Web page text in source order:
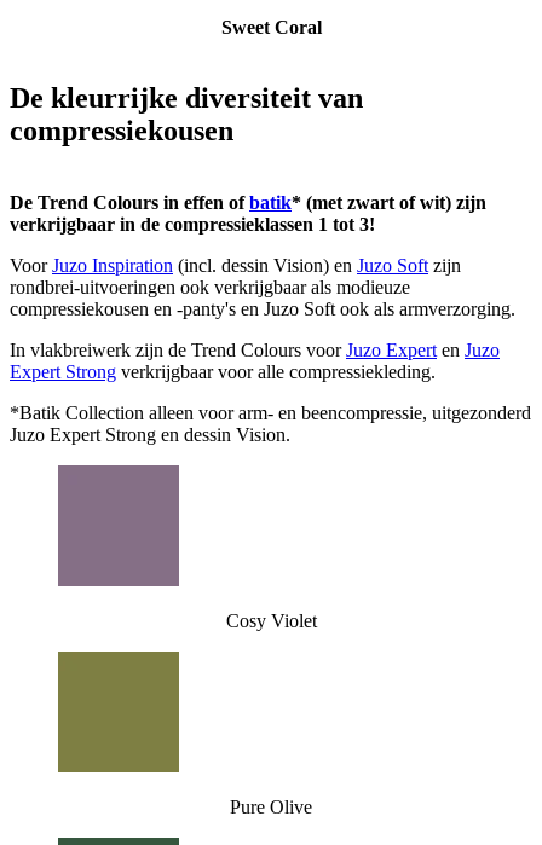
Sweet Coral
De kleurrijke diversiteit van
compressiekousen
De Trend Colours in effen ofbatik* (met zwart of wit) zijn
verkrijgbaar in de compressieklassen 1 tot 3!
VoorJuzo Inspiration (incl. dessin Vision) en Juzo Softzijn
rondbrei-uitvoeringen ook verkrijgbaar als modieuze
compressiekousen en -panty's en Juzo Soft ook als armverzorging.
In vlakbreiwerk zijn de Trend Colours voorJuzo Experten Juzo
Expert Strong verkrijgbaar voor alle compressiekleding.
*Batik Collection alleen voor arm- en beencompressie, uitgezonderd
Juzo Expert Strong en dessin Vision.
Cosy Violet
Pure Olive